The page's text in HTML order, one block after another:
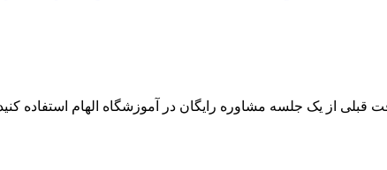
قبلی از یک جلسه مشاوره رایگان در آموزشگاه الهام استفاده